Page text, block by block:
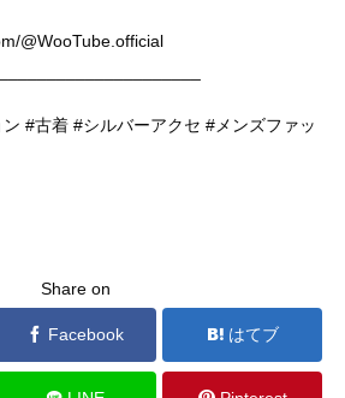
@WooTube.official
#古着 #シルバーアクセ #メンズファッ
Share on
Facebook はてブ